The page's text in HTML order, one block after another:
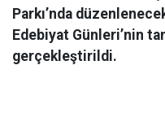
Parkı’nda
Edebiyat Günleri’nin
gerçekleştirildi.